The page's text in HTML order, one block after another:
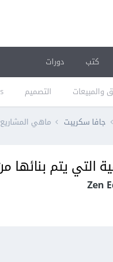
والمبيعات التصميم
كتب دورات
جافا سكريبت ماهي المشاريع
التي يتم بنائها